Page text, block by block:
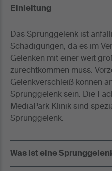
Einleitung
Das Sprunggelenk ist
Schädigungen, da es im
Gelenken mit einer weit
zurechtkommen muss.
Gelenkverschleiß können
Sprunggelenk sein. Die
MediaPark Klinik sind
Sprunggelenk.
Was ist eine